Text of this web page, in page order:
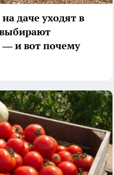
даче уходят в
и вот почему